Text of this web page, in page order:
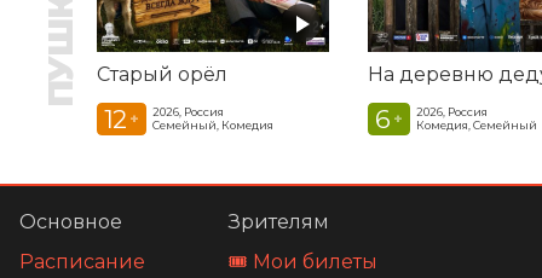
Старый орёл
12 +
2026, Россия
Семейный, Комедия
6 +
2026, Россия
Комедия, Семейный
Основное
Расписание
Зрителям
🎟️ Мои билеты